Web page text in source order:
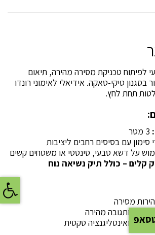
לפיתוח טכניקת מסירה מהירה, תיאום
בסגנון טיקי-טאקה. אידיאלי לאימוני רונדו
תחת לחץ.
על דשא טבעי, סינטטי או משטחים קשים
קלים – כולל תיק נשיאה נוח
מסירה
ותגובה מהירה
ואינטליגנציה טקטית